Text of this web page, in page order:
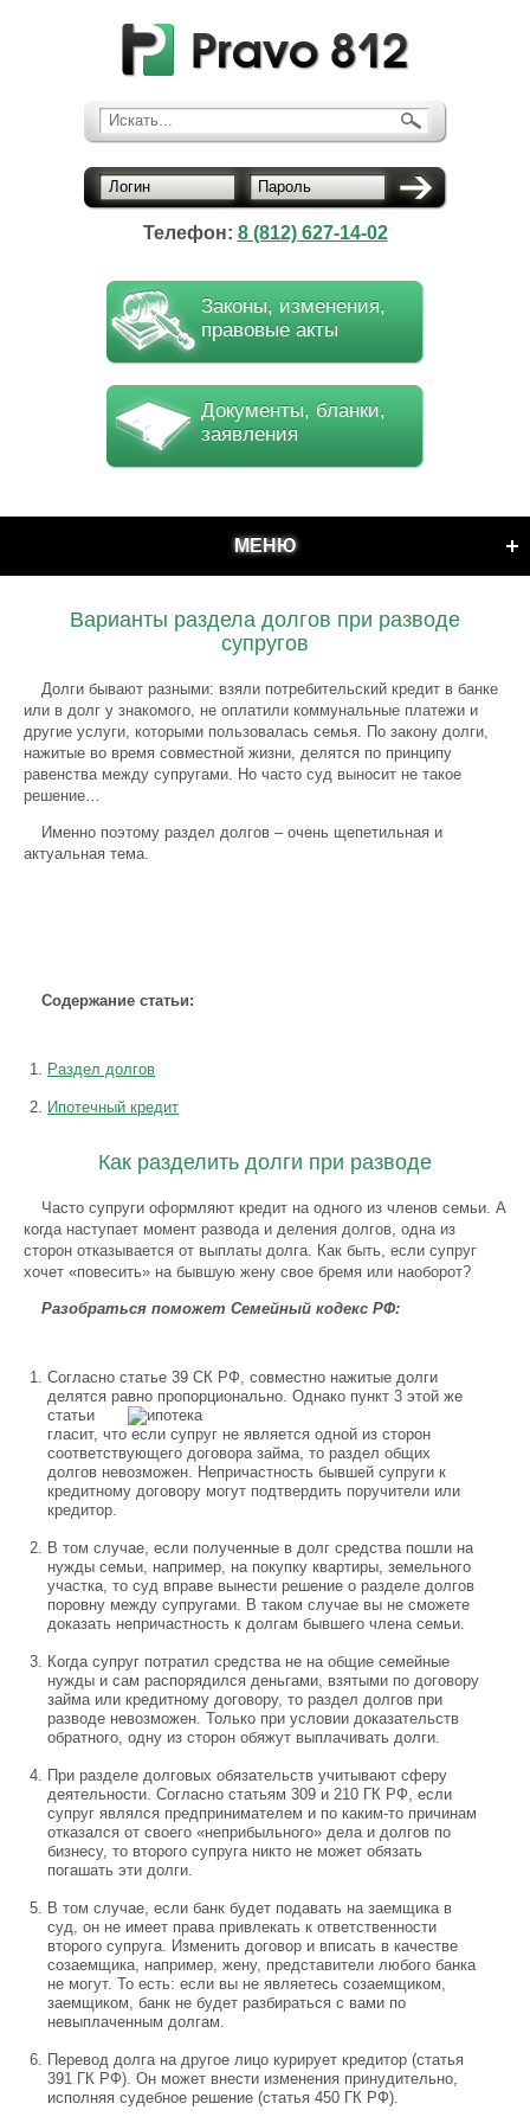
Искать...
Логин Пароль
Телефон: 8 (812) 627-14-02
Законы, изменения,
правовые акты
Документы, бланки,
заявления
МЕНЮ
Варианты раздела долгов при разводе
супругов
Долги бывают разными: взяли потребительский кредит в банке
или в долг у знакомого, не оплатили коммунальные платежи и
другие услуги, которыми пользовалась семья. По закону долги,
нажитые во время совместной жизни, делятся по принципу
равенства между супругами. Но часто суд выносит не такое
решение…
Именно поэтому раздел долгов – очень щепетильная и
актуальная тема.
Содержание статьи:
Раздел долгов
Ипотечный кредит
Как разделить долги при разводе
Часто супруги оформляют кредит на одного из членов семьи. А
когда наступает момент развода и деления долгов, одна из
сторон отказывается от выплаты долга. Как быть, если супруг
хочет «повесить» на бывшую жену свое бремя или наоборот?
Разобраться поможет Семейный кодекс РФ:
Согласно статье 39 СК РФ, совместно нажитые долги
делятся равно пропорционально. Однако пункт 3 этой же
статьи
гласит, что если супруг не является одной из сторон
соответствующего договора займа, то раздел общих
долгов невозможен. Непричастность бывшей супруги к
кредитному договору могут подтвердить поручители или
кредитор.
В том случае, если полученные в долг средства пошли на
нужды семьи, например, на покупку квартиры, земельного
участка, то суд вправе вынести решение о разделе долгов
поровну между супругами. В таком случае вы не сможете
доказать непричастность к долгам бывшего члена семьи.
Когда супруг потратил средства не на общие семейные
нужды и сам распорядился деньгами, взятыми по договору
займа или кредитному договору, то раздел долгов при
разводе невозможен. Только при условии доказательств
обратного, одну из сторон обяжут выплачивать долги.
При разделе долговых обязательств учитывают сферу
деятельности. Согласно статьям 309 и 210 ГК РФ, если
супруг являлся предпринимателем и по каким-то причинам
отказался от своего «неприбыльного» дела и долгов по
бизнесу, то второго супруга никто не может обязать
погашать эти долги.
В том случае, если банк будет подавать на заемщика в
суд, он не имеет права привлекать к ответственности
второго супруга. Изменить договор и вписать в качестве
созаемщика, например, жену, представители любого банка
не могут. То есть: если вы не являетесь созаемщиком,
заемщиком, банк не будет разбираться с вами по
невыплаченным долгам.
Перевод долга на другое лицо курирует кредитор (статья
391 ГК РФ). Он может внести изменения принудительно,
исполняя судебное решение (статья 450 ГК РФ).